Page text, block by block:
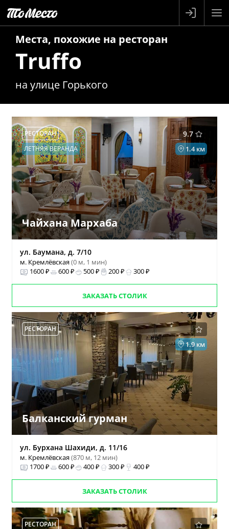
Места, похожие на ресторан
Truffo
на улице Горького
9.7
РЕСТОРАН
1.4 км
ЛЕТНЯЯ ВЕРАНДА
Чайхана Мархаба
ул. Баумана, д. 7/10
м. Кремлёвская(0 м, 1 мин)
1600 ₽
600 ₽ 500 ₽ 200 ₽ 300 ₽
ЗАКАЗАТЬ СТОЛИК
РЕСТОРАН
1.9 км
Балканский гурман
ул. Бурхана Шахиди, д. 11/16
м. Кремлёвская(870 м, 12 мин)
1700 ₽
600 ₽ 400 ₽ 300 ₽ 400 ₽
ЗАКАЗАТЬ СТОЛИК
РЕСТОРАН